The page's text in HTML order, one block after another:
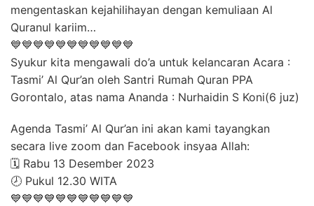
mengentaskan kejahilihayan dengan kemuliaan Al
Quranul kariim…
💙💙💙💙💙💙💙💙💙💙💙
Syukur kita mengawali do’a untuk kelancaran Acara :
Tasmi’ Al Qur’an oleh Santri Rumah Quran PPA
Gorontalo, atas nama Ananda : Nurhaidin S Koni(6 juz)
Agenda Tasmi’ Al Qur’an ini akan kami tayangkan
secara live zoom dan Facebook insyaa Allah:
🗓️ Rabu 13 Desember 2023
🕗 Pukul 12.30 WITA
💙💙💙💙💙💙💙💙💙💙💙